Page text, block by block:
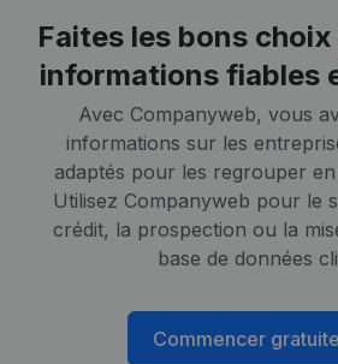
Faites les bons
informations fiables
Avec Companyweb, vous
informations sur les
adaptés pour les regrouper
Utilisez Companyweb pour le
crédit, la prospection ou la
base de données
Commencer